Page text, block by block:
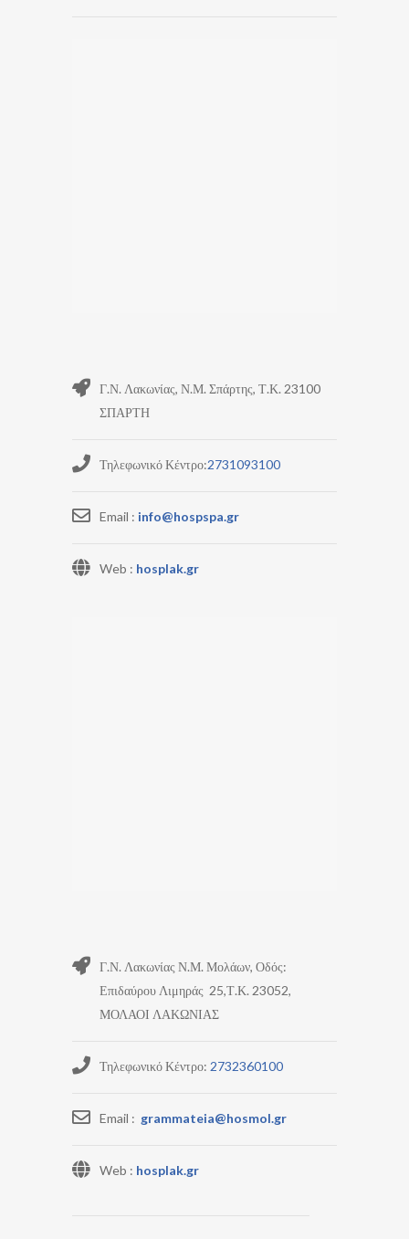
Γ.Ν. Λακωνίας, Ν.Μ. Σπάρτης, Τ.Κ. 23100
ΣΠΑΡΤΗ
Τηλεφωνικό Κέντρο:2731093100
Email : info@hospspa.gr
Web : hosplak.gr
Γ.Ν. Λακωνίας Ν.Μ. Μολάων, Οδός:
Επιδαύρου Λιμηράς 25,Τ.Κ. 23052,
ΜΟΛΑΟΙ ΛΑΚΩΝΙΑΣ
Τηλεφωνικό Κέντρο: 2732360100
Email : grammateia@hosmol.gr
Web : hosplak.gr